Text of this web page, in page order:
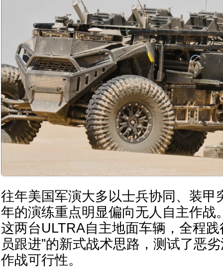
往年美国军演大多以士兵协同、装甲
年的演练重点明显偏向无人自主作战
这两台ULTRA自主地面车辆，全程践
员跟进”的新式战术思路，测试了恶
作战可行性。